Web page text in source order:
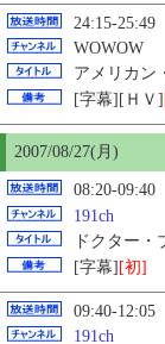
24:15-25:49
WOWOW
アメリカン
[字幕][ＨＶ]
2007/08/27(月)
08:20-09:40
191ch
ドクター・
[字幕] [初]
09:40-12:05
191ch